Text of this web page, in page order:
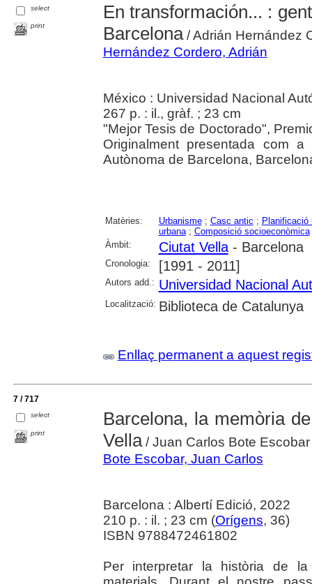
select
print
En transformación... :
Barcelona/ Adrián Hernández
Hernández Cordero, Adrián
México : Universidad Nacional
267 p. : il., gràf. ; 23 cm
"Mejor Tesis de Doctorado",
Originalment presentada com
Autònoma de Barcelona,
Matèries: Urbanisme; Casc antic ; Planificació
urbana; Composició socioeconòmica
Àmbit:
Ciutat Vella- Barcelona
Cronologia: [1991 - 2011]
Autors add.: Universidad Nacional
Localització: Biblioteca de Catalunya
Enllaç permanent a aquest
7 / 717
select
print
Barcelona, la memòria
Vella/ Juan Carlos Bote Escobar
Bote Escobar, Juan Carlos
Barcelona : Albertí Edició, 2022
210 p. : il. ; 23 cm (Orígens, 36)
ISBN 9788472461802
Per interpretar la història de